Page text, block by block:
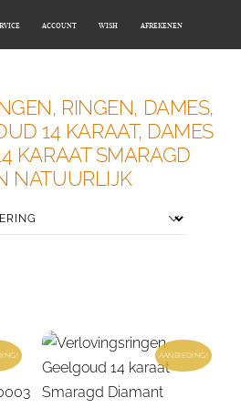
ACCOUNT WISH AFREKENEN
RINGEN, DAMES,
14 KARAAT, DAMES
KARAAT SMARAGD
NATUURLIJK
AANBIEDING!